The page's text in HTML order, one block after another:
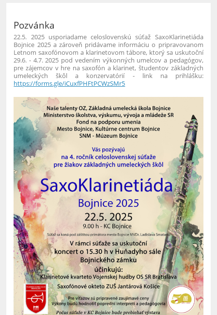
Pozvánka
22.5. 2025 usporiadame celoslovenskú súťaž SaxoKlarinetiáda
Bojnice 2025 a zároveň pridávame informáciu o pripravovanom
Letnom saxofónovom a klarinetovom tábore, ktorý sa uskutoční
29.6. - 4.7. 2025 pod vedením výkonných umelcov a pedagógov,
pre zájemcov v hre na saxofón a klarinet, študentov základných
umeleckých škôl a konzervatórií - link na prihlášku:
https://forms.gle/iCuxfPHFtPCWzSMr5